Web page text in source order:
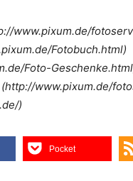
www.pixum.de/
Fotobuch.html)
Foto-
www.pixum.de/
)
Pocket